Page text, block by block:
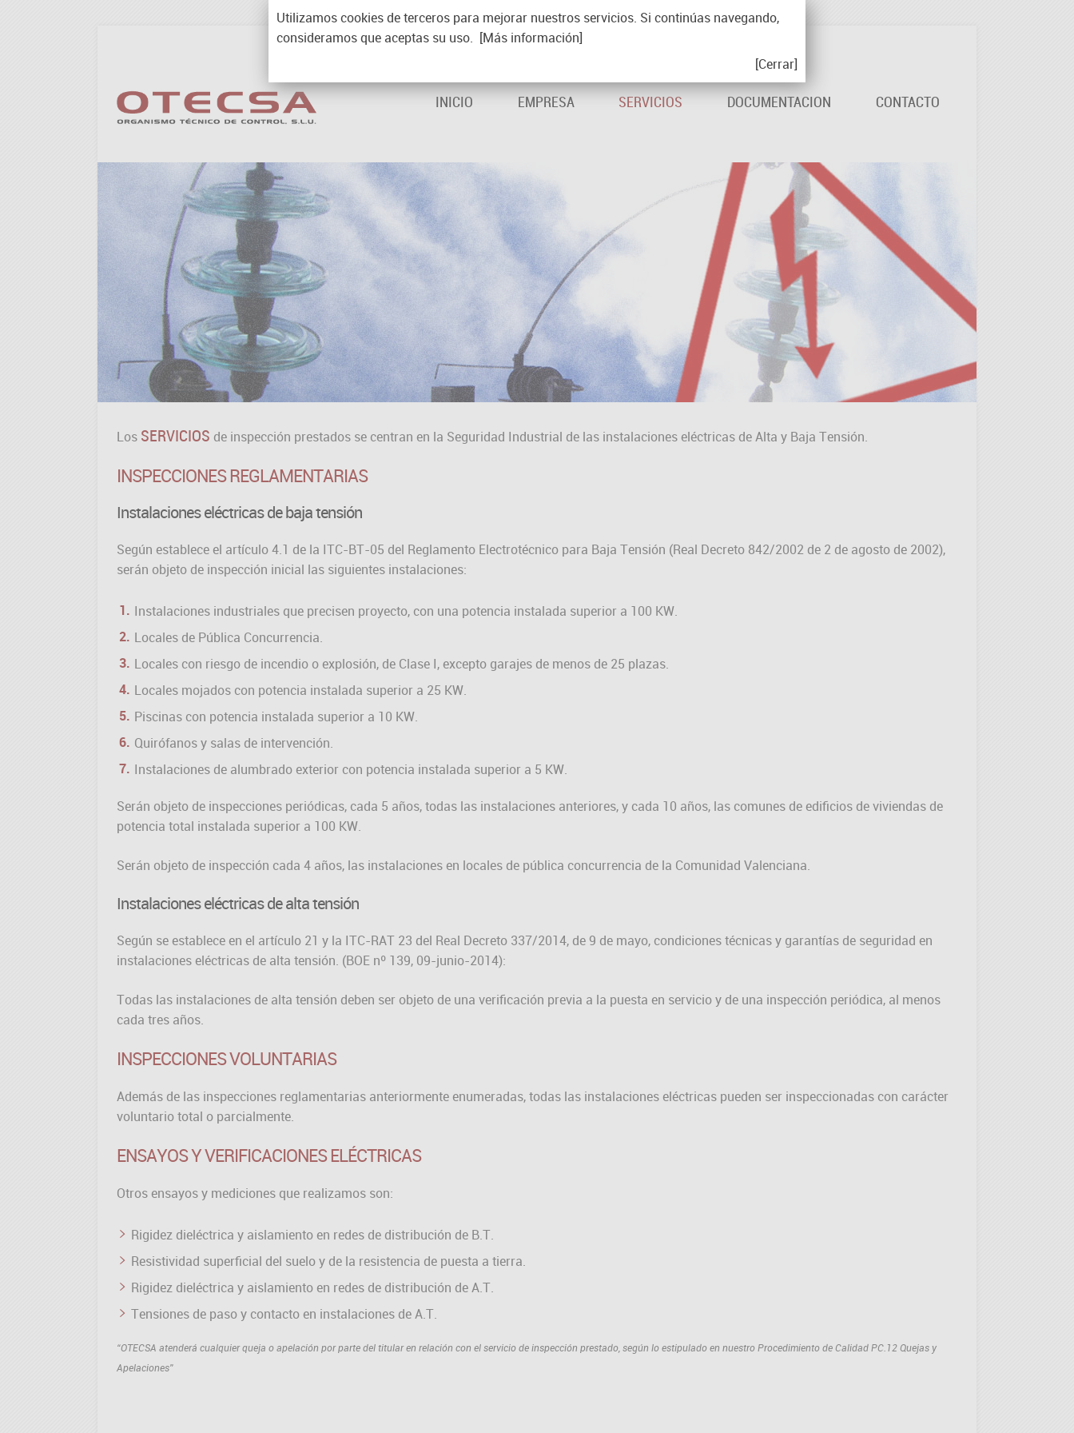
INICIO EMPRESA SERVICIOS DOCUMENTACION CONTACTO
Los SERVICIOS de inspección prestados se centran en la Seguridad Industrial de las instalaciones eléctricas de Alta y Baja Tensión.
INSPECCIONES REGLAMENTARIAS
Instalaciones eléctricas de baja tensión
Según establece el artículo 4.1 de la ITC-BT-05 del Reglamento Electrotécnico para Baja Tensión (Real Decreto 842/2002 de 2 de agosto de 2002),
serán objeto de inspección inicial las siguientes instalaciones:
Instalaciones industriales que precisen proyecto, con una potencia instalada superior a 100 KW.
Locales de Pública Concurrencia.
Locales con riesgo de incendio o explosión, de Clase I, excepto garajes de menos de 25 plazas.
Locales mojados con potencia instalada superior a 25 KW.
Piscinas con potencia instalada superior a 10 KW.
Quirófanos y salas de intervención.
Instalaciones de alumbrado exterior con potencia instalada superior a 5 KW.
Serán objeto de inspecciones periódicas, cada 5 años, todas las instalaciones anteriores, y cada 10 años, las comunes de edificios de viviendas de
potencia total instalada superior a 100 KW.
Serán objeto de inspección cada 4 años, las instalaciones en locales de pública concurrencia de la Comunidad Valenciana.
Instalaciones eléctricas de alta tensión
Según se establece en el artículo 21 y la ITC-RAT 23 del Real Decreto 337/2014, de 9 de mayo, condiciones técnicas y garantías de seguridad en
instalaciones eléctricas de alta tensión. (BOE nº 139, 09-junio-2014):
Todas las instalaciones de alta tensión deben ser objeto de una verificación previa a la puesta en servicio y de una inspección periódica, al menos
cada tres años.
INSPECCIONES VOLUNTARIAS
Además de las inspecciones reglamentarias anteriormente enumeradas, todas las instalaciones eléctricas pueden ser inspeccionadas con carácter
voluntario total o parcialmente.
ENSAYOS Y VERIFICACIONES ELÉCTRICAS
Otros ensayos y mediciones que realizamos son:
Rigidez dieléctrica y aislamiento en redes de distribución de B.T.
Resistividad superficial del suelo y de la resistencia de puesta a tierra.
Rigidez dieléctrica y aislamiento en redes de distribución de A.T.
Tensiones de paso y contacto en instalaciones de A.T.
“OTECSA atenderá cualquier queja o apelación por parte del titular en relación con el servicio de inspección prestado, según lo estipulado en nuestro Procedimiento de Calidad PC.12 Quejas y
Apelaciones”
Utilizamos cookies de terceros para mejorar nuestros servicios. Si continúas navegando,
consideramos que aceptas su uso. [Más información]
[Cerrar]